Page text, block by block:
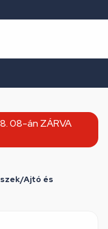
08-án ZÁRVA
Ajtó és